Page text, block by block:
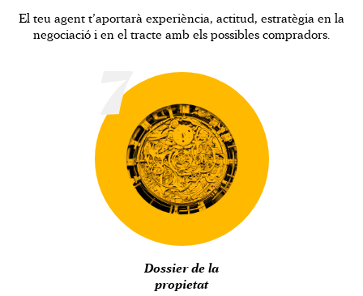
El teu agent t’aportarà experiència, actitud, estratègia en la
negociació i en el tracte amb els possibles compradors.
7
Dossier de la
propietat